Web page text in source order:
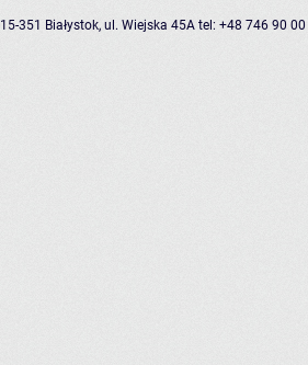
15-351 Białystok, ul. Wiejska 45A tel: +48 746 90 00